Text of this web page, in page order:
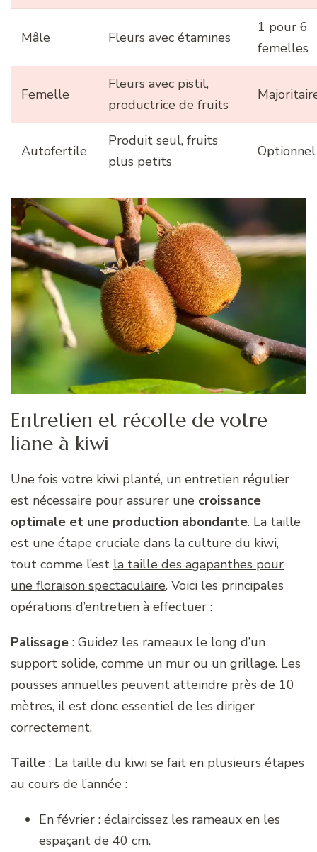
Mâle Fleurs avec étamines
1 pour 6
femelles
Femelle
Fleurs avec pistil,
productrice de fruits
Autofertile
Produit seul, fruits
plus petits
Optionnel
Entretien et récolte de votre
liane à kiwi
Une fois votre kiwi planté, un entretien régulier
est nécessaire pour assurer une croissance
optimale et une production abondante. La taille
est une étape cruciale dans la culture du kiwi,
tout comme l’est la taille des agapanthes pour
une floraison spectaculaire. Voici les principales
opérations d’entretien à effectuer :
Palissage : Guidez les rameaux le long d’un
support solide, comme un mur ou un grillage. Les
pousses annuelles peuvent atteindre près de 10
mètres, il est donc essentiel de les diriger
correctement.
Taille : La taille du kiwi se fait en plusieurs étapes
au cours de l’année :
En février : éclaircissez les rameaux en les
espaçant de 40 cm.